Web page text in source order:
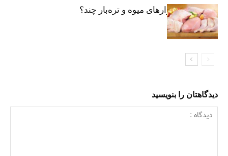
مرغ تازه در بازارهای میوه و تره‌بار چند؟
دیدگاهتان را بنویسید